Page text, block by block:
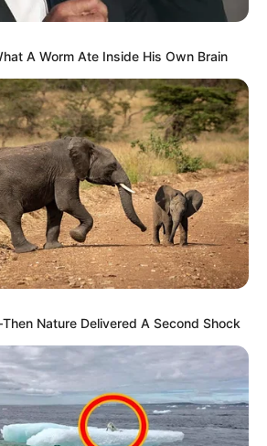
A Worm Ate Inside His Own Brain
Nature Delivered A Second Shock